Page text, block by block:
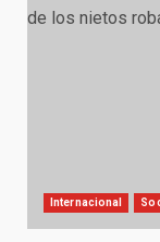
Internacional